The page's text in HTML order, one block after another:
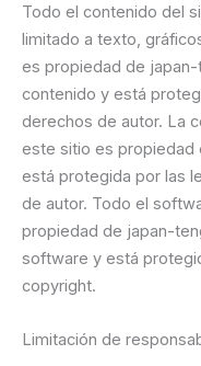
Todo el contenido del
limitado a texto,
es propiedad de
contenido y está
derechos de autor. La
este sitio es propiedad
está protegida por las
de autor. Todo el
propiedad de japan-
software y está
copyright.
Limitación de